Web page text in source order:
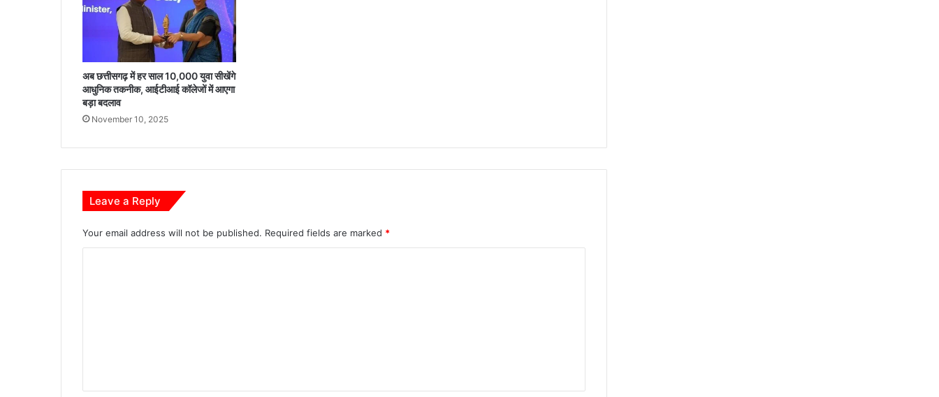
शा
ग
या
आ
यो
अब छत्तीसगढ़ में हर साल 10,000 युवा सीखेंगे
आधुनिक तकनीक, आईटीआई कॉलेजों में आएगा
बड़ा बदलाव
November 10, 2025
Leave a Reply
Your email address will not be published. Required fields are marked *